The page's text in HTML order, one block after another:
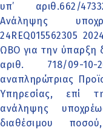
υπ’ αριθ.662/
Ανάληψης
24REQ015562305
ΩΒΟ για την ύπαρξη
αριθ. 718/09-
αναπληρώτριας
Υπηρεσίας, επί
ανάληψης
διαθέσιμου